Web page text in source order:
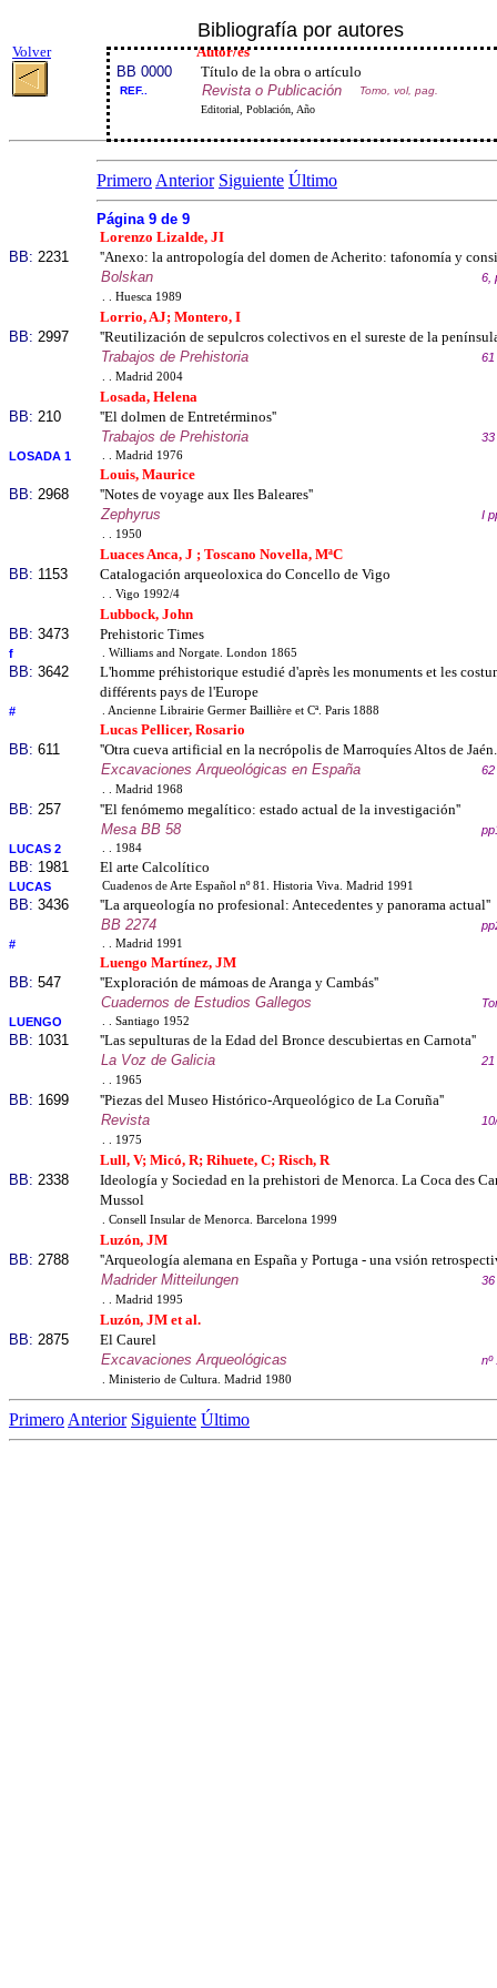
Volver
Bibliografía por autores
Autor/es
BB 0000
Título de la obra o artículo
REF.. Revista o Publicación
Tomo, vol, pag.
Editorial, Población, Año
Primero Anterior Siguiente Último
Página 9 de 9
Lorenzo Lizalde, JI
BB: 2231
''Anexo: la antropología del domen de Acherito: tafonomía y
Bolskan
6,
. . Huesca 1989
Lorrio, AJ; Montero, I
BB: 2997
''Reutilización de sepulcros colectivos en el sureste de la
Trabajos de Prehistoria
61
. . Madrid 2004
Losada, Helena
BB: 210
''El dolmen de Entretérminos''
Trabajos de Prehistoria
33
LOSADA 1
. . Madrid 1976
Louis, Maurice
BB: 2968
''Notes de voyage aux Iles Baleares''
Zephyrus
I
. . 1950
Luaces Anca, J ; Toscano Novella, MªC
BB: 1153 Catalogación arqueoloxica do Concello de Vigo
. . Vigo 1992/4
Lubbock, John
BB: 3473 Prehistoric Times
f . Williams and Norgate. London 1865
BB: 3642
L'homme préhistorique estudié d'après les monuments et les
différents pays de l'Europe
# . Ancienne Librairie Germer Baillière et Cª. Paris 1888
Lucas Pellicer, Rosario
BB: 611
''Otra cueva artificial en la necrópolis de Marroquíes Altos de
Excavaciones Arqueológicas en España
62
. . Madrid 1968
BB: 257
''El fenómemo megalítico: estado actual de la investigación''
Mesa BB 58
LUCAS 2
. . 1984
BB: 1981 El arte Calcolítico
LUCAS Cuadenos de Arte Español nº 81. Historia Viva. Madrid 1991
BB: 3436
''La arqueología no profesional: Antecedentes y panorama actual''
BB 2274
#
. . Madrid 1991
Luengo Martínez, JM
BB: 547
''Exploración de mámoas de Aranga y Cambás''
Cuadernos de Estudios Gallegos
LUENGO
. . Santiago 1952
BB: 1031
''Las sepulturas de la Edad del Bronce descubiertas en Carnota''
La Voz de Galicia
21
. . 1965
BB: 1699
''Piezas del Museo Histórico-Arqueológico de La Coruña''
Revista
. . 1975
Lull, V; Micó, R; Rihuete, C; Risch, R
BB: 2338
Ideología y Sociedad en la prehistori de Menorca. La Coca des
Mussol
. Consell Insular de Menorca. Barcelona 1999
Luzón, JM
BB: 2788
''Arqueología alemana en España y Portuga - una vsión
Madrider Mitteilungen
36
. . Madrid 1995
Luzón, JM et al.
BB: 2875
El Caurel
Excavaciones Arqueológicas
nº
. Ministerio de Cultura. Madrid 1980
Primero Anterior Siguiente Último